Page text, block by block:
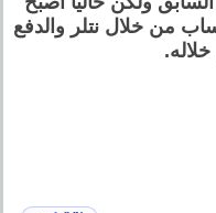
من خلال نتلر والدفع